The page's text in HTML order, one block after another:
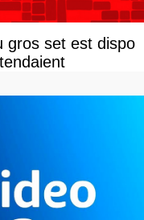
gros set est dispo